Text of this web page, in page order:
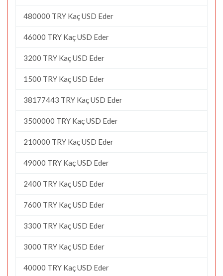
480000 TRY Kaç USD Eder
46000 TRY Kaç USD Eder
3200 TRY Kaç USD Eder
1500 TRY Kaç USD Eder
38177443 TRY Kaç USD Eder
3500000 TRY Kaç USD Eder
210000 TRY Kaç USD Eder
49000 TRY Kaç USD Eder
2400 TRY Kaç USD Eder
7600 TRY Kaç USD Eder
3300 TRY Kaç USD Eder
3000 TRY Kaç USD Eder
40000 TRY Kaç USD Eder